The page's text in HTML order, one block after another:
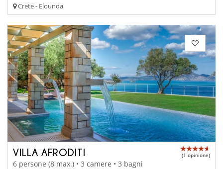
Crete - Elounda
VILLA AFRODITI (1 opinione)
6 persone (8 max.) • 3 camere • 3 bagni